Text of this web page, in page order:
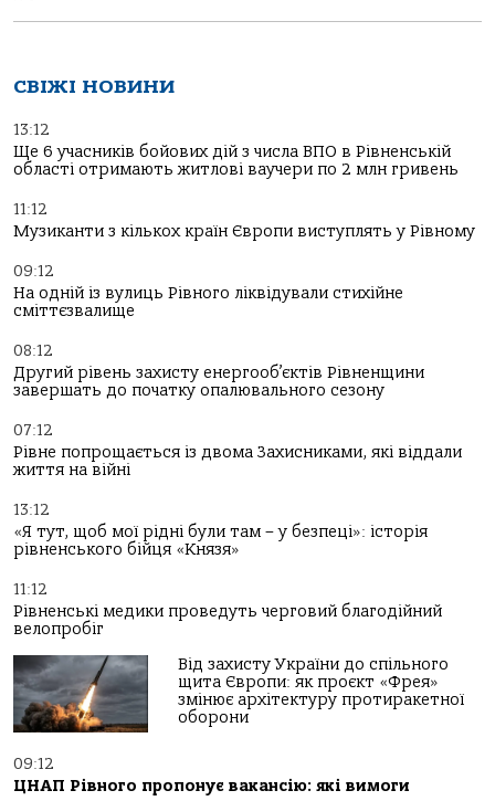
СВІЖІ НОВИНИ
13:12
Ще 6 учасників бойових дій з числа ВПО в Рівненській
області отримають житлові ваучери по 2 млн гривень
11:12
Музиканти з кількох країн Європи виступлять у Рівному
09:12
На одній із вулиць Рівного ліквідували стихійне
сміттєзвалище
08:12
Другий рівень захисту енергооб’єктів Рівненщини
завершать до початку опалювального сезону
07:12
Рівне попрощається із двома Захисниками, які віддали
життя на війні
13:12
«Я тут, щоб мої рідні були там – у безпеці»: історія
рівненського бійця «Князя»
11:12
Рівненські медики проведуть черговий благодійний
велопробіг
Від захисту України до спільного
щита Європи: як проєкт «Фрея»
змінює архітектуру протиракетної
оборони
09:12
ЦНАП Рівного пропонує вакансію: які вимоги